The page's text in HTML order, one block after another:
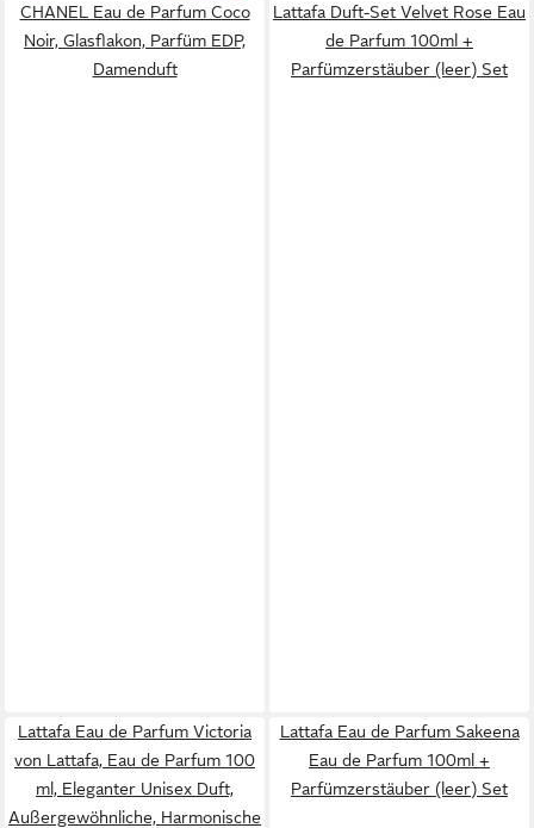
CHANEL Eau de Parfum Coco
Noir, Glasflakon, Parfüm EDP,
Damenduft
Lattafa Duft-Set Velvet Rose Eau
de Parfum 100ml +
Parfümzerstäuber (leer) Set
Lattafa Eau de Parfum Victoria
von Lattafa, Eau de Parfum 100
ml, Eleganter Unisex Duft,
Außergewöhnliche, Harmonische
Lattafa Eau de Parfum Sakeena
Eau de Parfum 100ml +
Parfümzerstäuber (leer) Set